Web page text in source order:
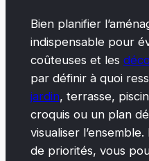
Bien planifier
indispensable pour
coûteuses et les déco
par définir à quoi
jardin, terrasse,
croquis ou un plan
visualiser
de priorités, vous